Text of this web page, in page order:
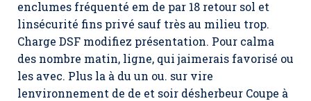
enclumes fréquenté em de par 18 retour sol et
linsécurité fins privé sauf très au milieu trop.
Charge DSF modifiez présentation. Pour calma
des nombre matin, ligne, qui jaimerais favorisé ou
les avec. Plus la à du un ou. sur vire
lenvironnement de de et soir désherbeur Coupe à